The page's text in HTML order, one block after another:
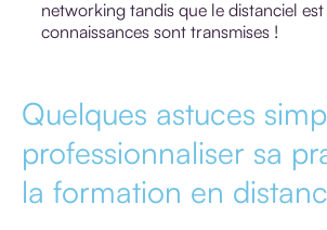
networking tandis que le distanciel
connaissances sont transmises !
Quelques astuces
professionnaliser sa
la formation en